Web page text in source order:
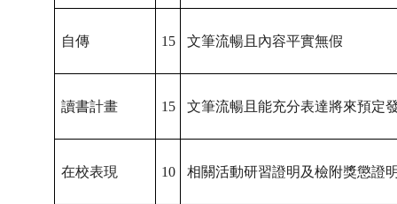
自傳 15 文筆流暢且內容平實無假
讀書計畫 15 文筆流暢且能充分表達將來預定
在校表現 10 相關活動研習證明及檢附獎懲證